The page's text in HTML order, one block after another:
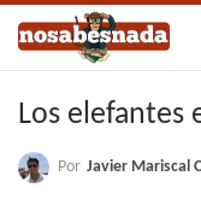
Los elefantes
Por Javier Mariscal